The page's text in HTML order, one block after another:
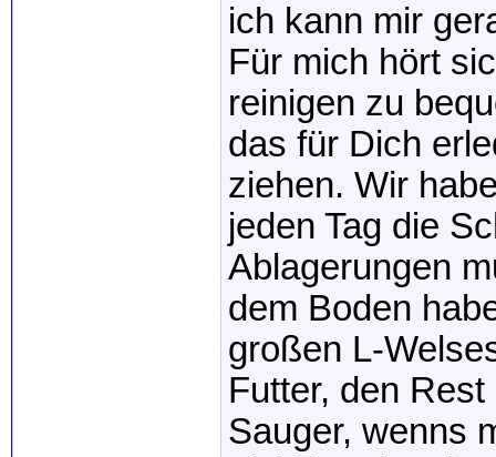
ich kann mir
Für mich hört
reinigen zu
das für Dich
ziehen. Wir
jeden Tag die
Ablagerungen
dem Boden
großen L-
Futter, den
Sauger, wenns